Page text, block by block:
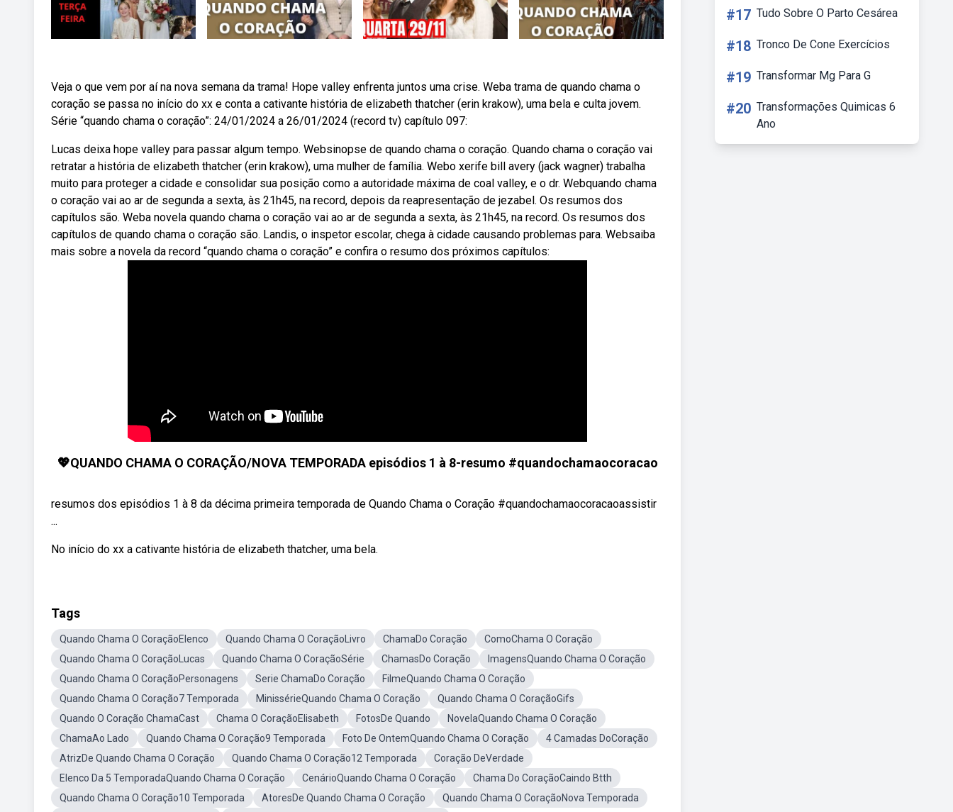
Veja o que vem por aí na nova semana da trama! Hope valley enfrenta juntos uma crise. Weba trama de quando chama o
coração se passa no início do xx e conta a cativante história de elizabeth thatcher (erin krakow), uma bela e culta jovem.
Série “quando chama o coração”: 24/01/2024 a 26/01/2024 (record tv) capítulo 097:
Lucas deixa hope valley para passar algum tempo. Websinopse de quando chama o coração. Quando chama o coração vai
retratar a história de elizabeth thatcher (erin krakow), uma mulher de família. Webo xerife bill avery (jack wagner) trabalha
muito para proteger a cidade e consolidar sua posição como a autoridade máxima de coal valley, e o dr. Webquando chama
o coração vai ao ar de segunda a sexta, às 21h45, na record, depois da reapresentação de jezabel. Os resumos dos
capítulos são. Weba novela quando chama o coração vai ao ar de segunda a sexta, às 21h45, na record. Os resumos dos
capítulos de quando chama o coração são. Landis, o inspetor escolar, chega à cidade causando problemas para. Websaiba
mais sobre a novela da record “quando chama o coração” e confira o resumo dos próximos capítulos:
💖QUANDO CHAMA O CORAÇÃO/NOVA TEMPORADA episódios 1 à 8-resumo #quandochamaocoracao
resumos dos episódios 1 à 8 da décima primeira temporada de Quando Chama o Coração #quandochamaocoracaoassistir
...
No início do xx a cativante história de elizabeth thatcher, uma bela.
Tags
Quando Chama O CoraçãoElenco Quando Chama O CoraçãoLivro ChamaDo Coração
ComoChama O Coração
Quando Chama O CoraçãoLucas
Quando Chama O CoraçãoSérie ChamasDo Coração
ImagensQuando Chama O Coração
Quando Chama O CoraçãoPersonagens
Serie ChamaDo Coração
FilmeQuando Chama O Coração
Quando Chama O Coração7 Temporada
MinissérieQuando Chama O Coração
Quando Chama O CoraçãoGifs
Quando O Coração ChamaCast
Chama O CoraçãoElisabeth FotosDe Quando
NovelaQuando Chama O Coração
ChamaAo Lado
Quando Chama O Coração9 Temporada Foto De OntemQuando Chama O Coração
4 Camadas DoCoração
AtrizDe Quando Chama O Coração
Quando Chama O Coração12 Temporada
Coração DeVerdade
Elenco Da 5 TemporadaQuando Chama O Coração
CenárioQuando Chama O Coração
Chama Do CoraçãoCaindo Btth
Quando Chama O Coração10 Temporada
AtoresDe Quando Chama O Coração
Quando Chama O CoraçãoNova Temporada
#17 Tudo Sobre O Parto Cesárea
#18 Tronco De Cone Exercícios
#19 Transformar Mg Para G
#20 Transformações Quimicas 6
Ano